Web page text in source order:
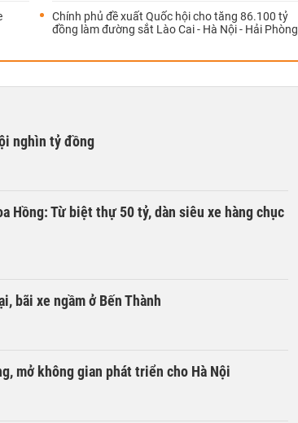
Chính phủ đề xuất Quốc hội cho tăng 86.100 tỷ
đồng làm đường sắt Lào Cai - Hà Nội - Hải Phòng
nghìn tỷ đồng
Hồng: Từ biệt thự 50 tỷ, dàn siêu xe hàng chục
bãi xe ngầm ở Bến Thành
mở không gian phát triển cho Hà Nội